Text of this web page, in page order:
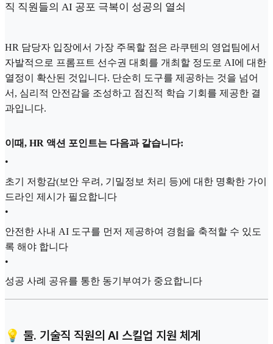
직 직원들의 AI 공포 극복이 성공의 열쇠
HR 담당자 입장에서 가장 주목할 점은 라쿠텐의 영업팀에서
자발적으로 프롬프트 선수권 대회를 개최할 정도로 AI에 대한
열정이 확산된 것입니다. 단순히 도구를 제공하는 것을 넘어
서, 심리적 안전감을 조성하고 점진적 학습 기회를 제공한 결
과입니다.
이때, HR 액션 포인트는 다음과 같습니다:
•
초기 저항감(보안 우려, 기밀정보 처리 등)에 대한 명확한 가이
드라인 제시가 필요합니다
•
안전한 사내 AI 도구를 먼저 제공하여 경험을 축적할 수 있도
록 해야 합니다
•
성공 사례 공유를 통한 동기부여가 중요합니다
💡 둘. 기술직 직원의 AI 스킬업 지원 체계